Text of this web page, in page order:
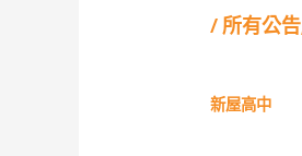
/所有公告
新屋高中